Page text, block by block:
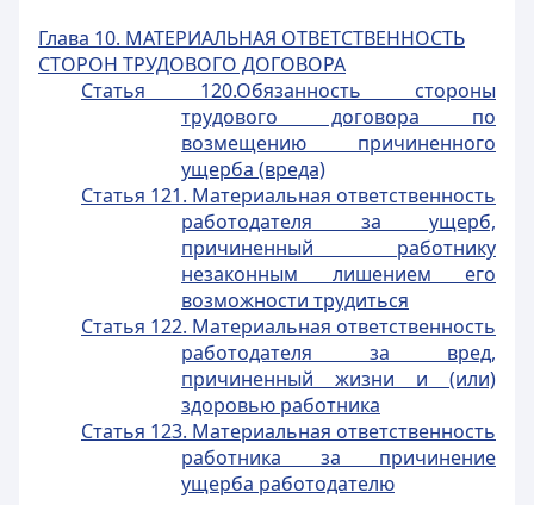
Глава 10. МАТЕРИАЛЬНАЯ ОТВЕТСТВЕННОСТЬ
СТОРОН ТРУДОВОГО ДОГОВОРА
Статья 120.Обязанность стороны
трудового договора по
возмещению причиненного
ущерба (вреда)
Статья 121. Материальная ответственность
работодателя за ущерб,
причиненный работнику
незаконным лишением его
возможности трудиться
Статья 122. Материальная ответственность
работодателя за вред,
причиненный жизни и (или)
здоровью работника
Статья 123. Материальная ответственность
работника за причинение
ущерба работодателю